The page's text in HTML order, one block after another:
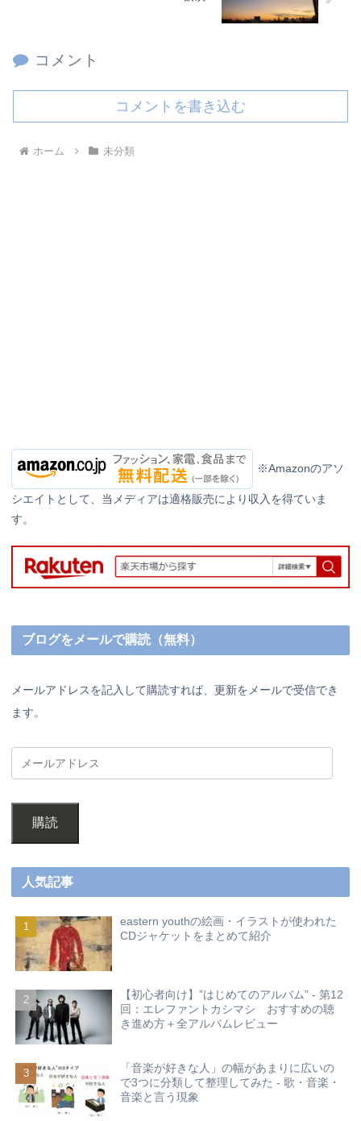
コメント
コメントを書き込む
ホーム 未分類
※Amazonのアソ
シエイトとして、当メディアは適格販売により収入を得ていま
す。
ブログをメールで購読（無料）
メールアドレスを記入して購読すれば、更新をメールで受信でき
ます。
購読
人気記事
eastern youthの絵画・イラストが使われた
CDジャケットをまとめて紹介
【初心者向け】”はじめてのアルバム” - 第12
回：エレファントカシマシ おすすめの聴
き進め方＋全アルバムレビュー
「音楽が好きな人」の幅があまりに広いの
で3つに分類して整理してみた - 歌・音楽・
音楽と言う現象